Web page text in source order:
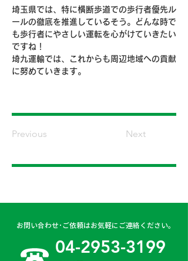
埼玉県では、特に横断歩道での歩行者優先ル
ールの徹底を推進しているそう。どんな時で
も歩行者にやさしい運転を心がけていきたい
ですね！
埼九運輸では、これからも周辺地域への貢献
に努めていきます。
Previous Next
お問い合わせ･ご依頼はお気軽にご連絡ください。
04-2953-3199